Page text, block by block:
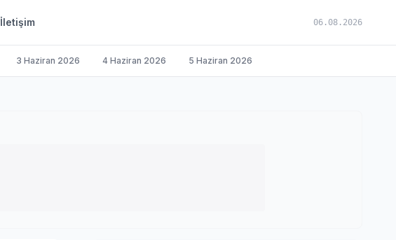
İletişim 06.08.2026
3 Haziran 2026 4 Haziran 2026 5 Haziran 2026